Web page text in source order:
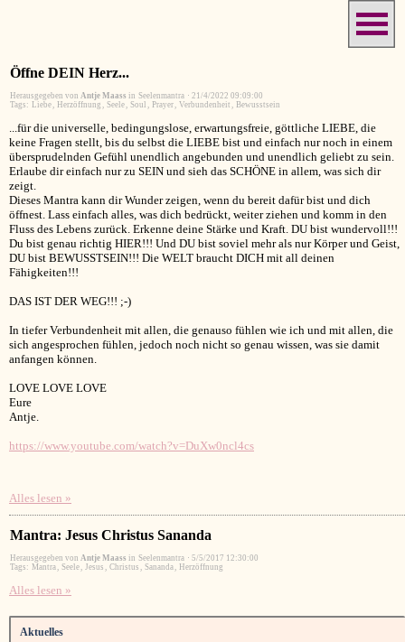
Öffne DEIN Herz...
Herausgegeben von Antje Maass in Seelenmantra · 21/4/2022 09:09:00
Tags: Liebe, Herzöffnung , Seele, Soul , Prayer, Verbundenheit , Bewusstsein
...für die universelle, bedingungslose, erwartungsfreie, göttliche LIEBE, die
keine Fragen stellt, bis du selbst die LIEBE bist und einfach nur noch in einem
übersprudelnden Gefühl unendlich angebunden und unendlich geliebt zu sein.
Erlaube dir einfach nur zu SEIN und sieh das SCHÖNE in allem, was sich dir
zeigt.
Dieses Mantra kann dir Wunder zeigen, wenn du bereit dafür bist und dich
öffnest. Lass einfach alles, was dich bedrückt, weiter ziehen und komm in den
Fluss des Lebens zurück. Erkenne deine Stärke und Kraft. DU bist wundervoll!!!
Du bist genau richtig HIER!!! Und DU bist soviel mehr als nur Körper und Geist,
DU bist BEWUSSTSEIN!!! Die WELT braucht DICH mit all deinen
Fähigkeiten!!!
DAS IST DER WEG!!! ;-)
In tiefer Verbundenheit mit allen, die genauso fühlen wie ich und mit allen, die
sich angesprochen fühlen, jedoch noch nicht so genau wissen, was sie damit
anfangen können.
LOVE LOVE LOVE
Eure
Antje.
https://www.youtube.com/watch?v=DuXw0ncl4cs
Alles lesen »
Mantra: Jesus Christus Sananda
Herausgegeben von Antje Maass in Seelenmantra · 5/5/2017 12:30:00
Tags: Mantra, Seele, Jesus , Christus , Sananda, Herzöffnung
Alles lesen »
Aktuelles